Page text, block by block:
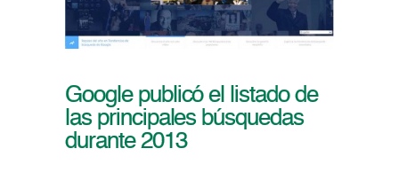
Google publicó el listado de
las principales búsquedas
durante 2013